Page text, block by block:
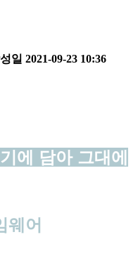
일 2021-09-23 10:36
에 담아 그대에
웨어